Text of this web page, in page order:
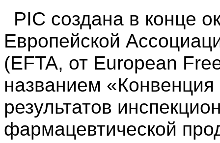
PIC создана в конце
Европейской
(EFTA, от European
названием
результатов
фармацевтической